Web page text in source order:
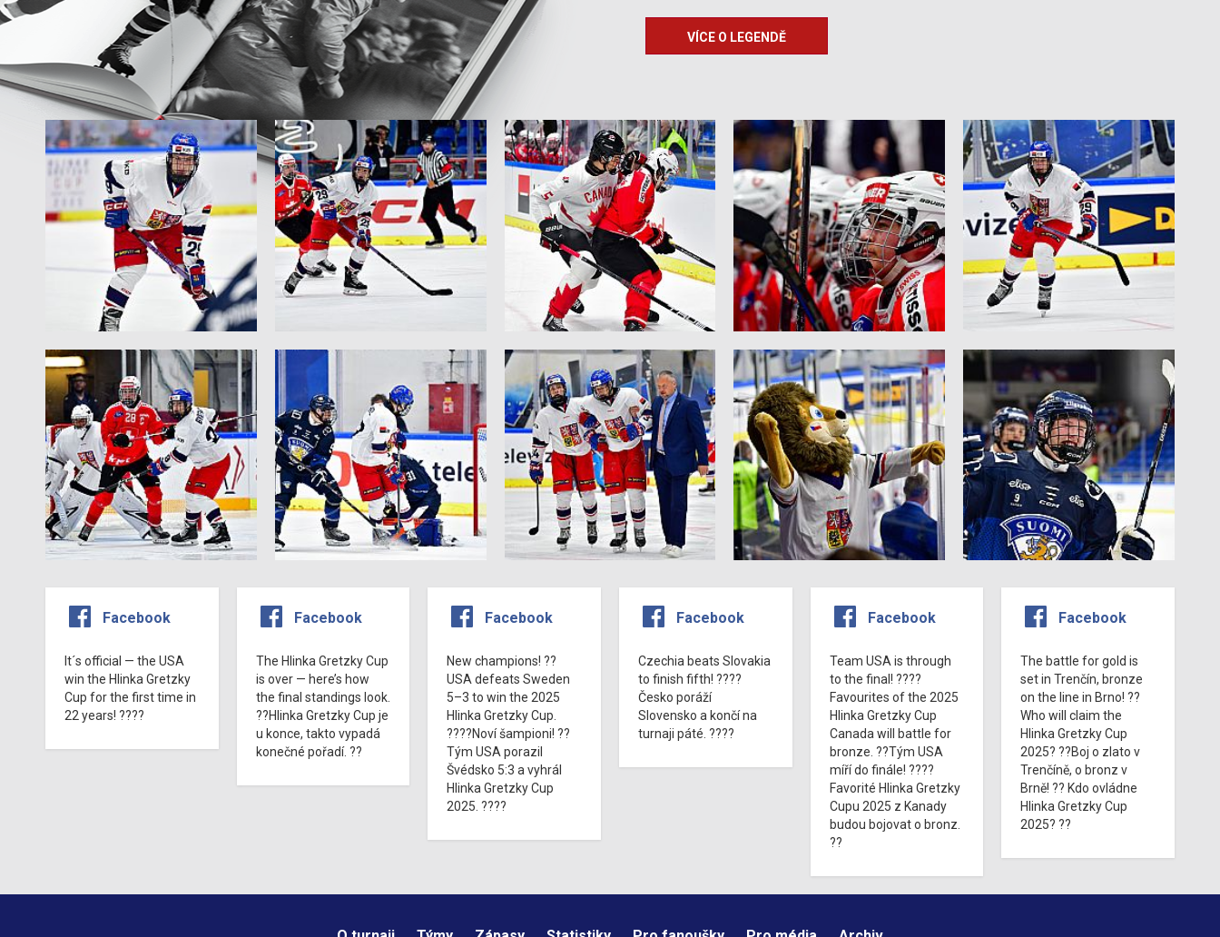
VÍCE O LEGENDĚ
Facebook
It´s official — the USA
win the Hlinka Gretzky
Cup for the first time in
22 years! ????
Facebook
The Hlinka Gretzky Cup
is over — here’s how
the final standings look.
??Hlinka Gretzky Cup je
u konce, takto vypadá
konečné pořadí. ??
Facebook
New champions! ??
USA defeats Sweden
5–3 to win the 2025
Hlinka Gretzky Cup.
????Noví šampioni! ??
Tým USA porazil
Švédsko 5:3 a vyhrál
Hlinka Gretzky Cup
2025. ????
Facebook
Czechia beats Slovakia
to finish fifth! ????
Česko poráží
Slovensko a končí na
turnaji páté. ????
Facebook
Team USA is through
to the final! ????
Favourites of the 2025
Hlinka Gretzky Cup
Canada will battle for
bronze. ??Tým USA
míří do finále! ????
Favorité Hlinka Gretzky
Cupu 2025 z Kanady
budou bojovat o bronz.
??
Facebook
The battle for gold is
set in Trenčín, bronze
on the line in Brno! ??
Who will claim the
Hlinka Gretzky Cup
2025? ??Boj o zlato v
Trenčíně, o bronz v
Brně! ?? Kdo ovládne
Hlinka Gretzky Cup
2025? ??